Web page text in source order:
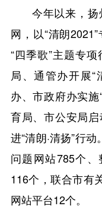
今年以来，
网，以“清朗
“四季歌”主题专
局、通管办开展“
办、市政府办实施
育局、市公安局启
进“清朗·清扬”行
问题网站785个
116个，联合市有
网站平台12个。